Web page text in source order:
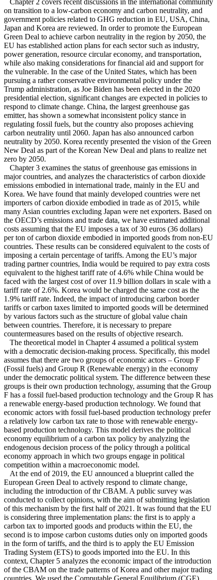
Chapter 2 covers recent discussions in the international community
on transition to a low-carbon economy and carbon neutrality, and
government policies related to GHG reduction in EU, USA, China,
Japan and Korea are reviewed. In order to promote the European
Green Deal to achieve carbon neutrality in the region by 2050, the
EU has established action plans for each sector such as industry,
power generation, resource circular economy, and transportation,
while also making considerations for financial aid and support for
the vulnerable. In the case of the United States, which has been
pursuing a rather conservative environmental policy under the
Trump administration, as Joe Biden has been elected in the 2020
presidential election, significant changes are expected in policies to
respond to climate change. China, the largest greenhouse gas
emitter, has shown a somewhat inconsistent policy stance in
regulating fossil fuels, but the country also proposes achieving
carbon neutrality until 2060. Japan has also announced carbon
neutrality by 2050. Korea recently presented the vision of the Green
New Deal as part of the Korean New Deal and plans to realize net
zero by 2050.
Chapter 3 examines the status of greenhouse gas emissions in
major countries, and analyzes the characteristics of carbon dioxide
emissions embodied in international trade, mainly in the EU and
Korea. We have found that mainly developed countries were net
importers of carbon dioxide embodied in trade as of 2015, while
many Asian countries excluding Japan were net exporters. Based on
the OECD’s emissions and trade data, we have estimated additional
costs assuming that the EU imposes a tax of 30 euros (36 dollars)
per ton of carbon dioxide embodied in imported goods from non-EU
countries. These results can be considered equivalent to the costs of
imposing a certain percentage of tariffs. Among the EU’s major
trading partner countries, India would be required to pay extra costs
equivalent to the highest tariff rate of 4.6% while China would be
faced with the largest cost of over 11.9 billion dollars in scale with a
tariff rate of 2.6%. Korea would be charged the same cost as the
1.9% tariff rate. Indeed, the impact of introducing carbon border
tariffs or carbon taxes limited to imported goods will be determined
by various factors such as the structure of global value chain
between countries. Therefore, it is necessary to prepare
countermeasures based on the results of objective research.
The theoretical model in Chapter 4 assumed a political system
with a democratic decision-making process. Specifically, this model
assumes that there are two groups of economic actors ‒ Group F
(Fossil fuels) and Group R (Renewable energy) in the economy
under the democratic political system. The difference between these
groups is their own production technology, assuming that the Group
F has a fossil fuel-based production technology and the Group R has
a renewable energy-based production technology. We found that
economic actors with fossil fuel-based production technology prefer
a relatively low carbon tax rate to those with renewable energy-
based production technology. This model derives the political
economy equilibrium of a carbon tax policy by analyzing the
endogenous decision process of the policy through a political
economy approach in which two groups engage in political
competition within a macroeconomic model.
At the end of 2019, the EU announced a blueprint called the
European Green Deal to actively respond to climate change,
including the introduction of thr CBAM. A public survey was
conducted to collect opinions, with the aim of submitting legislation
of this mechanism by the first half of 2021. It was found that the EU
is considering three implementation plans: the first is to apply a
carbon tax to imported goods and products within the EU, the
second is to impose carbon customs duties only on imported goods
in the form of tariffs, and the third is to apply the EU Emission
Trading System (ETS) to goods imported into the EU. In this
context, Chapter 5 analyzes the economic impact of the introduction
of the CBAM on the trade patterns of Korea and other major trading